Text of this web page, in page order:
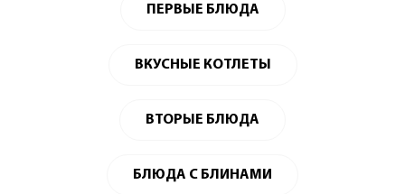
ПЕРВЫЕ БЛЮДА
ВКУСНЫЕ КОТЛЕТЫ
ВТОРЫЕ БЛЮДА
БЛЮДА С БЛИНАМИ